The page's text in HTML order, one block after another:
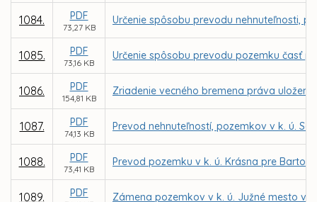
1084. PDF
73,27 KB
Určenie spôsobu prevodu nehnuteľnosti,
1085. PDF
73,16 KB
Určenie spôsobu prevodu pozemku časť
1086. PDF
154,81 KB
Zriadenie vecného bremena práva
1087. PDF
74,13 KB
Prevod nehnuteľností, pozemkov v k. ú.
1088. PDF
73,41 KB
Prevod pozemku v k. ú. Krásna pre
1089. PDF Zámena pozemkov v k. ú. Južné mesto vo